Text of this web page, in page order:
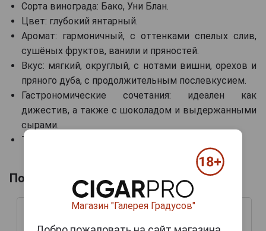
Сорта винограда: Бако, Уни Блан.
Цвет: глубокий янтарный.
Аромат: гармоничный, с оттенками спелых слив,
сушёных фруктов, ванили и пряностей.
Вкус: мягкий, округлый, с нотами вишни, орехов и
пряного дуба, с продолжительным послевкусием.
Гастрономические сочетания: идеален как
дижестив, а также с шоколадом и выдержанными
сырами.
Температура сервировки: 20-22 °C.
Похожие арманьяки
Магазин "Галерея Градусов"